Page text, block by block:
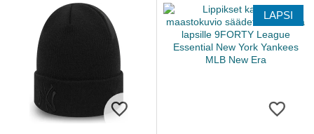
LAPSI